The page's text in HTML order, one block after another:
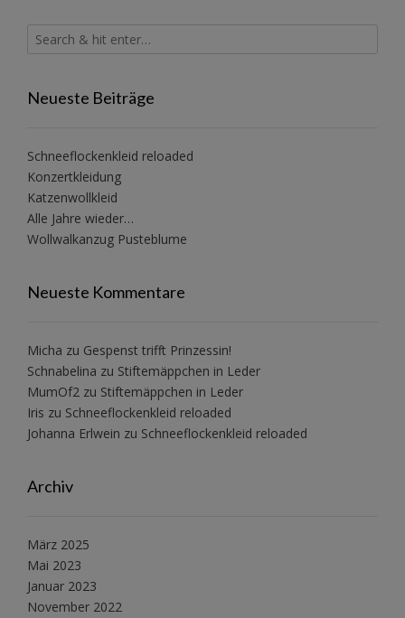
Neueste Beiträge
Schneeflockenkleid reloaded
Konzertkleidung
Katzenwollkleid
Alle Jahre wieder…
Wollwalkanzug Pusteblume
Neueste Kommentare
Micha zu Gespenst trifft Prinzessin!
Schnabelina zu Stiftemäppchen in Leder
MumOf2 zu Stiftemäppchen in Leder
Iris zu Schneeflockenkleid reloaded
Johanna Erlwein zu Schneeflockenkleid reloaded
Archiv
März 2025
Mai 2023
Januar 2023
November 2022